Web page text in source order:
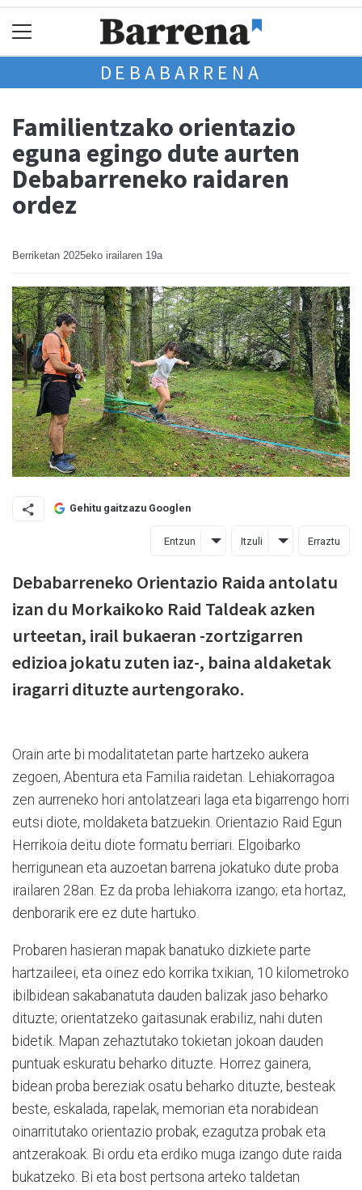
DEBABARRENA
Familientzako orientazio
eguna egingo dute aurten
Debabarreneko raidaren
ordez
Berriketan 2025eko irailaren 19a
Gehitu gaitzazu Googlen
Entzun Itzuli Erraztu
Debabarreneko Orientazio Raida antolatu
izan du Morkaikoko Raid Taldeak azken
urteetan, irail bukaeran -zortzigarren
edizioa jokatu zuten iaz-, baina aldaketak
iragarri dituzte aurtengorako.
Orain arte bi modalitatetan parte hartzeko aukera
zegoen, Abentura eta Familia raidetan. Lehiakorragoa
zen aurreneko hori antolatzeari laga eta bigarrengo horri
eutsi diote, moldaketa batzuekin. Orientazio Raid Egun
Herrikoia deitu diote formatu berriari. Elgoibarko
herrigunean eta auzoetan barrena jokatuko dute proba
irailaren 28an. Ez da proba lehiakorra izango; eta hortaz,
denborarik ere ez dute hartuko.
Probaren hasieran mapak banatuko dizkiete parte
hartzaileei, eta oinez edo korrika txikian, 10 kilometroko
ibilbidean sakabanatuta dauden balizak jaso beharko
dituzte; orientatzeko gaitasunak erabiliz, nahi duten
bidetik. Mapan zehaztutako tokietan jokoan dauden
puntuak eskuratu beharko dituzte. Horrez gainera,
bidean proba bereziak osatu beharko dituzte, besteak
beste, eskalada, rapelak, memorian eta norabidean
oinarritutako orientazio probak, ezagutza probak eta
antzerakoak. Bi ordu eta erdiko muga izango dute raida
bukatzeko. Bi eta bost pertsona arteko taldetan